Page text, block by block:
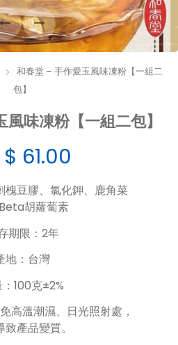
和春堂 – 手作愛玉風味凍粉【一組二
包】
味凍粉【一組二包】
61.00
槐豆膠、氯化鉀、鹿角菜
胡蘿蔔素
期限：2年
地：台灣
100克±2%
高溫潮濕、日光照射處，
致產品變質。